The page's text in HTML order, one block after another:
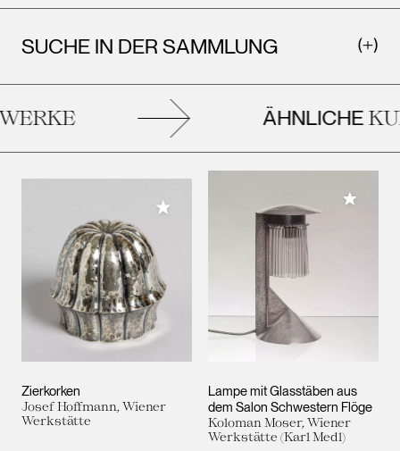
SUCHE IN DER SAMMLUNG
ÄHNLICHE
Zierkorken
Josef Hoffmann, Wiener
Werkstätte
Meiner Sammlung hinzufügen
Lampe mit Glasstäben aus
dem Salon Schwestern Flöge
Koloman Moser, Wiener
Werkstätte (Karl Medl)
Meiner